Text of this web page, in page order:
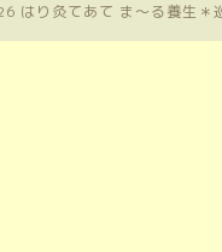
はり灸てあて ま〜る養生＊